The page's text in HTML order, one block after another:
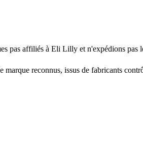
pas affiliés à Eli Lilly et n'expédions pas
reconnus, issus de fabricants